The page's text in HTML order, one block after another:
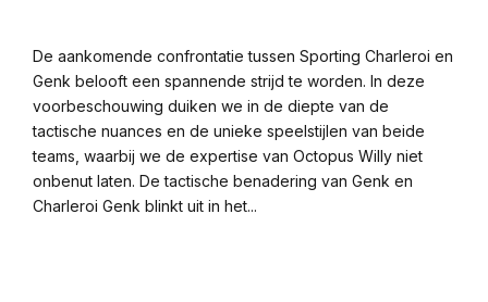
De aankomende confrontatie tussen Sporting Charleroi en
Genk belooft een spannende strijd te worden. In deze
voorbeschouwing duiken we in de diepte van de
tactische nuances en de unieke speelstijlen van beide
teams, waarbij we de expertise van Octopus Willy niet
onbenut laten. De tactische benadering van Genk en
Charleroi Genk blinkt uit in het...